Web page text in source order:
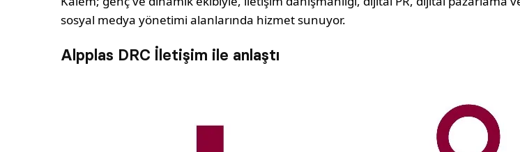
sosyal medya yönetimi alanlarında hizmet sunuyor.
Alpplas DRC İletişim ile anlaştı